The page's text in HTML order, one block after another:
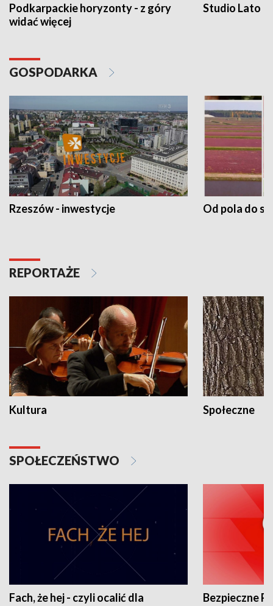
Podkarpackie horyzonty - z góry
widać więcej
Studio Lato
GOSPODARKA
Rzeszów - inwestycje Od pola do
REPORTAŻE
Kultura Społeczne
SPOŁECZEŃSTWO
Fach, że hej - czyli ocalić dla
Bezpieczne